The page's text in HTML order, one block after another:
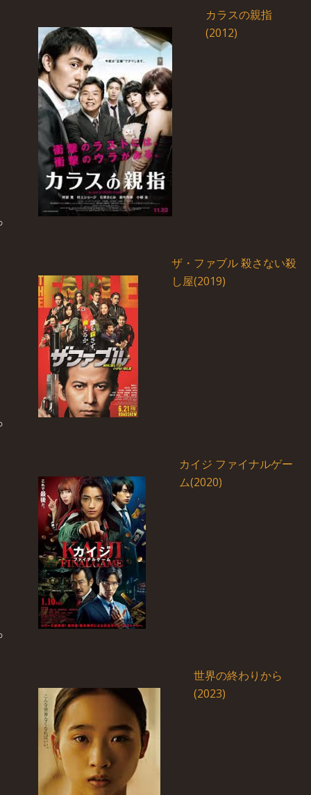
カラスの親指
(2012)
ザ・ファブル 殺さない殺
し屋(2019)
カイジ ファイナルゲー
ム(2020)
世界の終わりから
(2023)